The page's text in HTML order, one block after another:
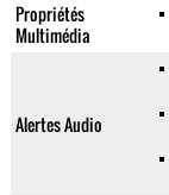
Propriétés
Multimédia
Alertes Audio